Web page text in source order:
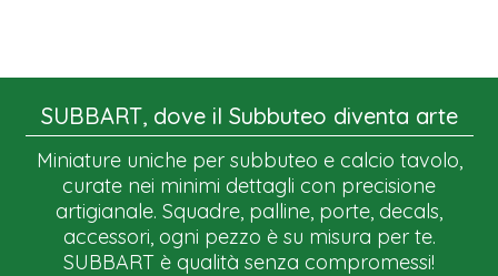
SUBBART, dove il Subbuteo diventa arte
Miniature uniche per subbuteo e calcio tavolo,
curate nei minimi dettagli con precisione
artigianale. Squadre, palline, porte, decals,
accessori, ogni pezzo è su misura per te.
SUBBART è qualità senza compromessi!